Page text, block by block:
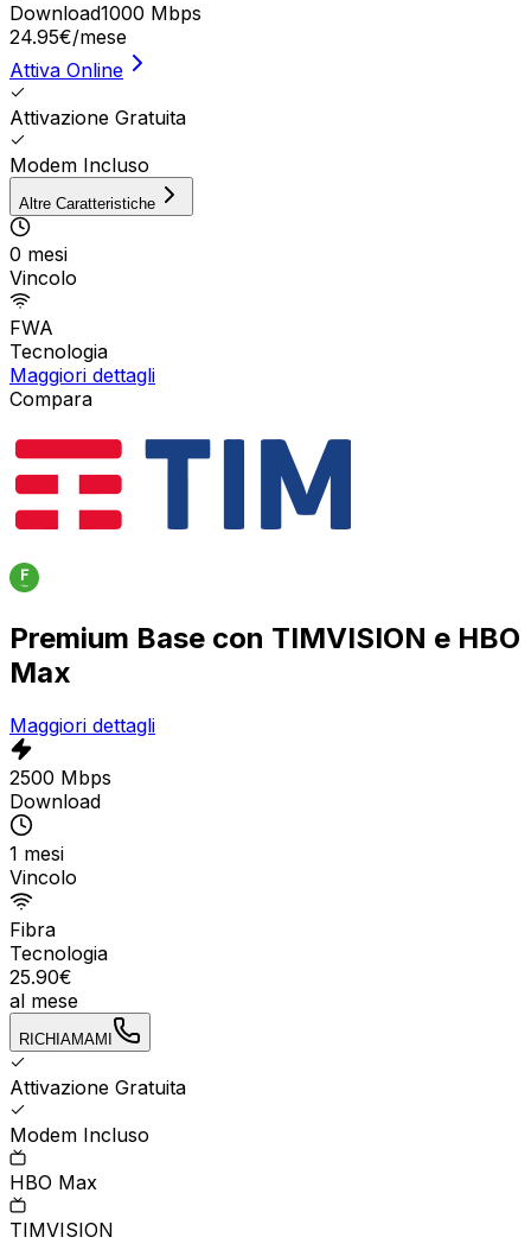
Download1000 Mbps
24.95€/mese
Attiva Online
Attivazione Gratuita
Modem Incluso
Altre Caratteristiche
0 mesi
Vincolo
FWA
Tecnologia
Maggiori dettagli
Compara
Premium Base con TIMVISION e HBO
Max
Maggiori dettagli
2500 Mbps
Download
1 mesi
Vincolo
Fibra
Tecnologia
25.90€
al mese
RICHIAMAMI
Attivazione Gratuita
Modem Incluso
HBO Max
TIMVISION